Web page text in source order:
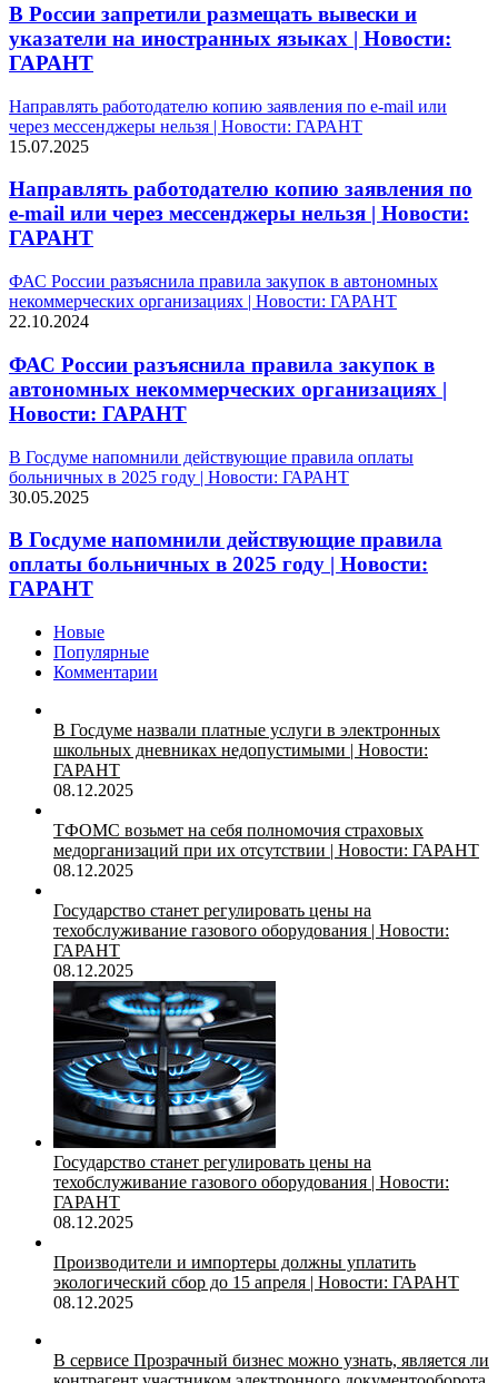
В России запретили размещать вывески и
указатели на иностранных языках | Новости:
ГАРАНТ
Направлять работодателю копию заявления по e-mail или
через мессенджеры нельзя | Новости: ГАРАНТ
15.07.2025
Направлять работодателю копию заявления по
e-mail или через мессенджеры нельзя | Новости:
ГАРАНТ
ФАС России разъяснила правила закупок в автономных
некоммерческих организациях | Новости: ГАРАНТ
22.10.2024
ФАС России разъяснила правила закупок в
автономных некоммерческих организациях |
Новости: ГАРАНТ
В Госдуме напомнили действующие правила оплаты
больничных в 2025 году | Новости: ГАРАНТ
30.05.2025
В Госдуме напомнили действующие правила
оплаты больничных в 2025 году | Новости:
ГАРАНТ
Новые
Популярные
Комментарии
В Госдуме назвали платные услуги в электронных
школьных дневниках недопустимыми | Новости:
ГАРАНТ
08.12.2025
ТФОМС возьмет на себя полномочия страховых
медорганизаций при их отсутствии | Новости: ГАРАНТ
08.12.2025
Государство станет регулировать цены на
техобслуживание газового оборудования | Новости:
ГАРАНТ
08.12.2025
Государство станет регулировать цены на
техобслуживание газового оборудования | Новости:
ГАРАНТ
08.12.2025
Производители и импортеры должны уплатить
экологический сбор до 15 апреля | Новости: ГАРАНТ
08.12.2025
В сервисе Прозрачный бизнес можно узнать, является ли